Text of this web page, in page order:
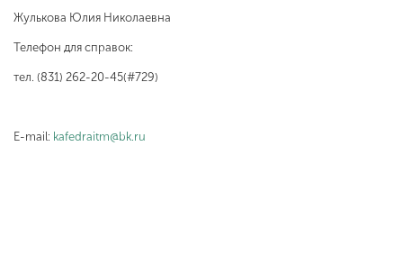
Жулькова Юлия Николаевна
Телефон для справок:
тел. (831) 262-20-45(#729)
Е-mail: kafedraitm@bk.ru